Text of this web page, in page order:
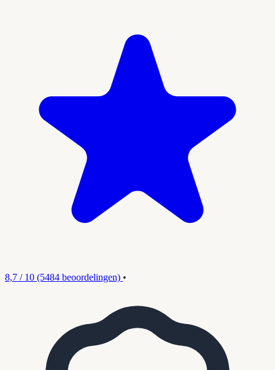
8,7 / 10 (5484 beoordelingen) •